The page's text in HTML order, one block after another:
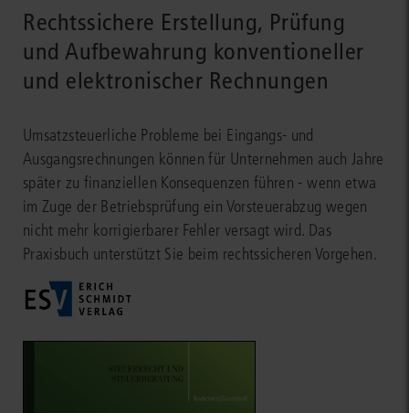
Rechtssichere Erstellung, Prüfung
und Aufbewahrung konventioneller
und elektronischer Rechnungen
Umsatzsteuerliche Probleme bei Eingangs- und
Ausgangsrechnungen können für Unternehmen auch Jahre
später zu finanziellen Konsequenzen führen - wenn etwa
im Zuge der Betriebsprüfung ein Vorsteuerabzug wegen
nicht mehr korrigierbarer Fehler versagt wird. Das
Praxisbuch unterstützt Sie beim rechtssicheren Vorgehen.